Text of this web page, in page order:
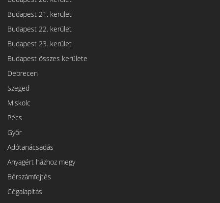
Budapest 21. kerület
Budapest 22. kerület
Budapest 23. kerület
Budapest összes kerülete
Debrecen
Szeged
Miskolc
Pécs
Győr
Adótanácsadás
Anyagért házhoz megy
Bérszámfejtés
Cégalapítás